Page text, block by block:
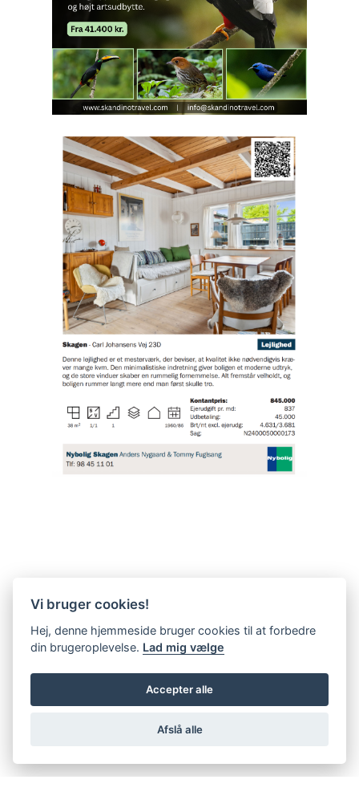
Vi bruger cookies!
Hej, denne hjemmeside bruger cookies til at forbedre
din brugeroplevelse. Lad mig vælge
Accepter alle
Afslå alle